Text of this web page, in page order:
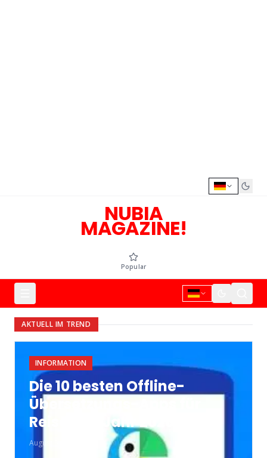
NUBIA
MAGAZINE!
Popular
AKTUELL IM TREND
INFORMATION
Die 10 besten Offline-
Übersetzungs-Apps für
Reisen im Jahr 2026
August 5, 2026